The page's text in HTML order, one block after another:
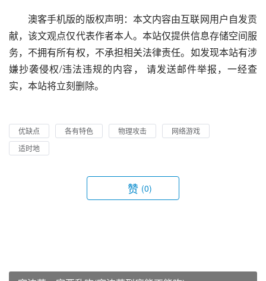
澳客手机版的版权声明：本文内容由互联网用户自发贡
献，该文观点仅代表作者本人。本站仅提供信息存储空间服
务，不拥有所有权，不承担相关法律责任。如发现本站有涉
嫌抄袭侵权/违法违规的内容， 请发送邮件举报，一经查
实，本站将立刻删除。
优缺点 各有特色 物理攻击
网络游戏
适时地
赞 (0)